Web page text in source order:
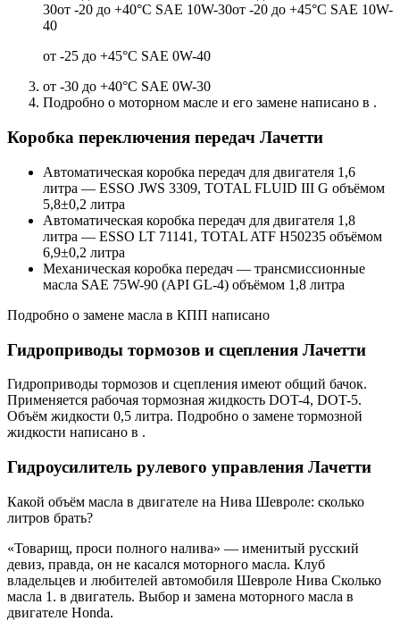
30от -20 до +40°С SAE 10W-30от -20 до +45°С SAE 10W-
40
от -25 до +45°С SAE 0W-40
от -30 до +40°С SAE 0W-30
Подробно о моторном масле и его замене написано в .
Коробка переключения передач Лачетти
Автоматическая коробка передач для двигателя 1,6
литра — ESSO JWS 3309, TOTAL FLUID III G объёмом
5,8±0,2 литра
Автоматическая коробка передач для двигателя 1,8
литра — ESSO LT 71141, TOTAL ATF H50235 объёмом
6,9±0,2 литра
Механическая коробка передач — трансмиссионные
масла SAE 75W-90 (API GL-4) объёмом 1,8 литра
Подробно о замене масла в КПП написано
Гидроприводы тормозов и сцепления Лачетти
Гидроприводы тормозов и сцепления имеют общий бачок.
Применяется рабочая тормозная жидкость DOT-4, DOT-5.
Объём жидкости 0,5 литра. Подробно о замене тормозной
жидкости написано в .
Гидроусилитель рулевого управления Лачетти
Какой объём масла в двигателе на Нива Шевроле: сколько
литров брать?
«Товарищ, проси полного налива» — именитый русский
девиз, правда, он не касался моторного масла. Клуб
владельцев и любителей автомобиля Шевроле Нива Сколько
масла 1. в двигатель. Выбор и замена моторного масла в
двигателе Honda.